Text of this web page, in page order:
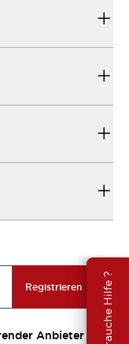
Brauche Hilfe ?
Registrieren
Anbieter